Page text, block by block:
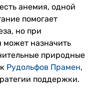
анемия, одной
помогает
но при
назначить
природные
Рудольфов Прамен,
поддержки.